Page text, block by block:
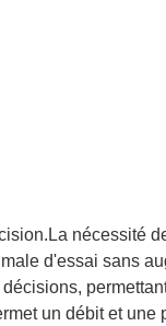
nécessité
d'essai sans
un débit et une